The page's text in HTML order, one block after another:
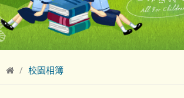
校園相簿